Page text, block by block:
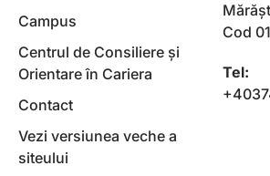
Campus
Centrul de Consiliere și
Orientare în Cariera
Contact
Vezi versiunea veche a
siteului
Cod
Tel: